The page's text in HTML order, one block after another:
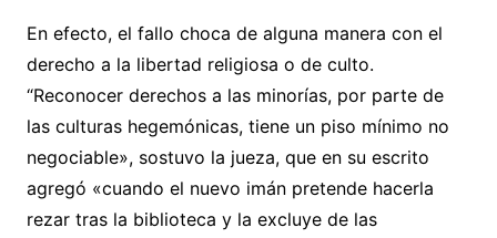
En efecto, el fallo choca de alguna manera con el
derecho a la libertad religiosa o de culto.
“Reconocer derechos a las minorías, por parte de
las culturas hegemónicas, tiene un piso mínimo no
negociable», sostuvo la jueza, que en su escrito
agregó «cuando el nuevo imán pretende hacerla
rezar tras la biblioteca y la excluye de las